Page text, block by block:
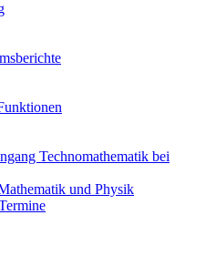
Technomathematik bei
und Physik